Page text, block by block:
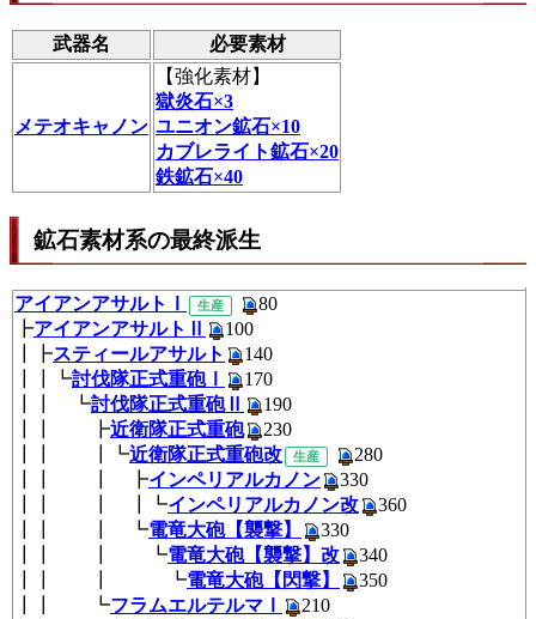
武器名 必要素材
メテオキャノン
【強化素材】
獄炎石×3
ユニオン鉱石×10
カブレライト鉱石×20
鉄鉱石×40
鉱石素材系の最終派生
アイアンアサルトⅠ 生産
┣アイアンアサルトⅡ
100
┃┣スティールアサルト
140
┃┃┗討伐隊正式重砲Ⅰ
170
┃┃ ┗討伐隊正式重砲Ⅱ
190
┃┃ ┣近衛隊正式重砲
230
┃┃ ┃┗近衛隊正式重砲改 生産
280
┃┃ ┃ ┣インペリアルカノン
330
┃┃ ┃ ┃┗インペリアルカノン改
360
┃┃ ┃ ┗電竜大砲【襲撃】
330
┃┃ ┃ ┗電竜大砲【襲撃】改
340
┃┃ ┃ ┗電竜大砲【閃撃】
350
┃┃ ┗フラムエルテルマⅠ
210